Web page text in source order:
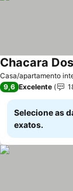
Casa/apartamento
Chacara
9,6 Excelente
Selecione as
exatos.